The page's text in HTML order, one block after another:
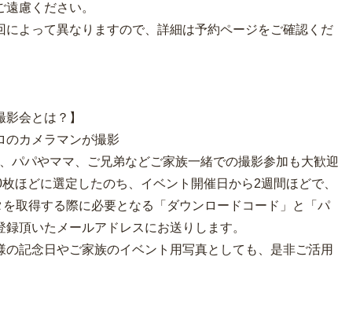
慮ください。
よって異なりますので、詳細は予約ページをご確認くだ
会とは？】
カメラマンが撮影
パパやママ、ご兄弟などご家族一緒での撮影参加も大歓迎
ほどに選定したのち、イベント開催日から2週間ほどで、
取得する際に必要となる「ダウンロードコード」と「パ
頂いたメールアドレスにお送りします。
の記念日やご家族のイベント用写真としても、是非ご活用